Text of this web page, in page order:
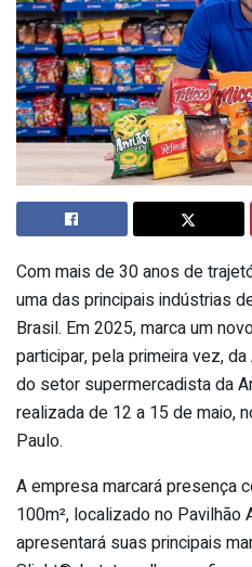
Com mais de 30 anos de
uma das principais indústrias
Brasil. Em 2025, marca um
participar, pela primeira vez,
do setor supermercadista da
realizada de 12 a 15 de maio,
Paulo.
A empresa marcará presença
100m², localizado no Pavilhão
apresentará suas principais